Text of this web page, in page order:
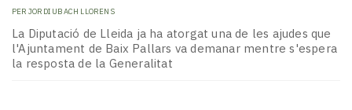
PER JORDI UBACH LLORENS
La Diputació de Lleida ja ha atorgat una de les ajudes que
l'Ajuntament de Baix Pallars va demanar mentre s'espera
la resposta de la Generalitat